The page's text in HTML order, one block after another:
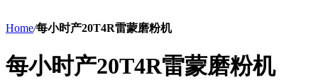
Home/每小时产20T4R雷蒙磨粉机
每小时产20T4R雷蒙磨粉机